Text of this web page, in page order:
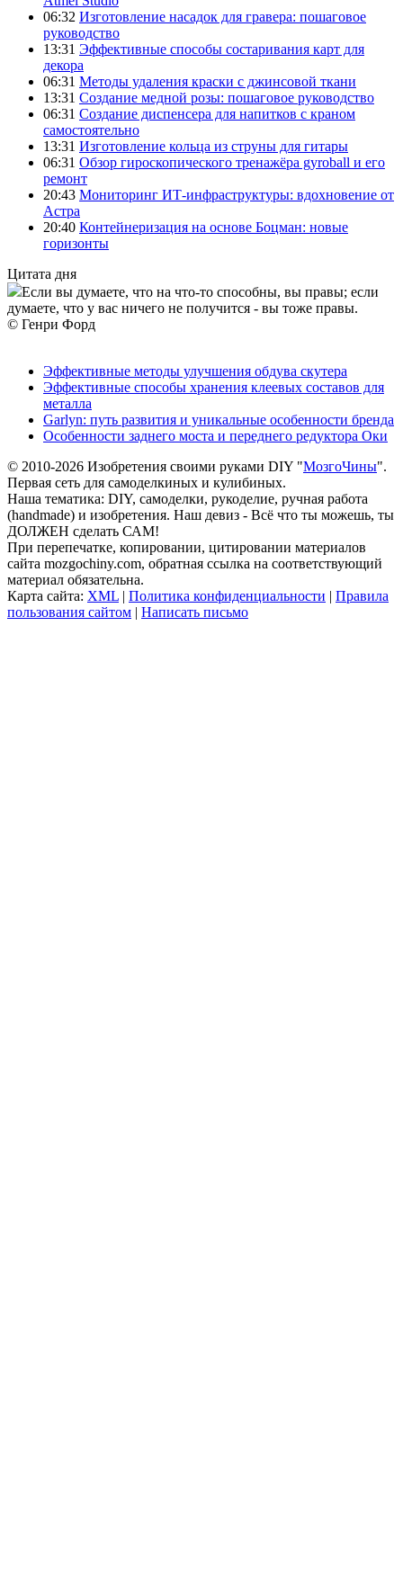
06:32 Изготовление насадок для гравера: пошаговое
руководство
13:31 Эффективные способы состаривания карт для
декора
06:31 Методы удаления краски с джинсовой ткани
13:31 Создание медной розы: пошаговое руководство
06:31 Создание диспенсера для напитков с краном
самостоятельно
13:31 Изготовление кольца из струны для гитары
06:31 Обзор гироскопического тренажёра gyroball и его
ремонт
20:43 Мониторинг ИТ-инфраструктуры: вдохновение от
Астра
20:40 Контейнеризация на основе Боцман: новые
горизонты
Цитата дня
Если вы думаете, что на что-то способны, вы правы; если
думаете, что у вас ничего не получится - вы тоже правы.
© Генри Форд
Эффективные методы улучшения обдува скутера
Эффективные способы хранения клеевых составов для
металла
Garlyn: путь развития и уникальные особенности бренда
Особенности заднего моста и переднего редуктора Оки
© 2010-2026 Изобретения своими руками DIY "МозгоЧины".
Первая сеть для самоделкиных и кулибиных.
Наша тематика: DIY, самоделки, рукоделие, ручная работа
(handmade) и изобретения. Наш девиз - Всё что ты можешь, ты
ДОЛЖЕН сделать САМ!
При перепечатке, копировании, цитировании материалов
сайта mozgochiny.com, обратная ссылка на соответствующий
материал обязательна.
Карта сайта: XML | Политика конфиденциальности | Правила
пользования сайтом | Написать письмо